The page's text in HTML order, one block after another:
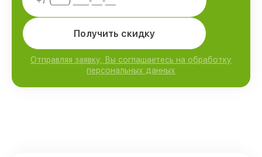
Получить скидку
Отправляя заявку, Вы соглашаетесь на обработку
персональных данных